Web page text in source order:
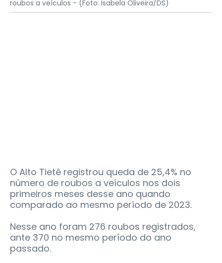
roubos a veículos - (Foto: Isabela Oliveira/DS)
O Alto Tietê registrou queda de 25,4% no
número de roubos a veículos nos dois
primeiros meses desse ano quando
comparado ao mesmo período de 2023.
Nesse ano foram 276 roubos registrados,
ante 370 no mesmo período do ano
passado.